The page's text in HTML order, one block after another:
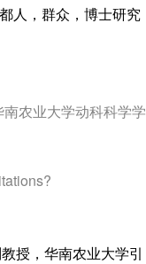
人，群众，博士研究
农业大学动科科学学
授，华南农业大学引